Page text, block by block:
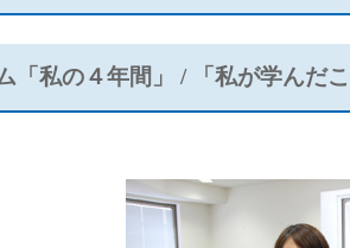
「私の４年間」 / 「私が学んだ